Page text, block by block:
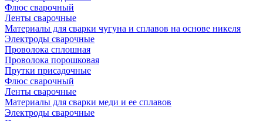
Флюс сварочный
Ленты сварочные
Материалы для сварки чугуна и сплавов на основе никеля
Электроды сварочные
Проволока сплошная
Проволока порошковая
Прутки присадочные
Флюс сварочный
Ленты сварочные
Материалы для сварки меди и ее сплавов
Электроды сварочные